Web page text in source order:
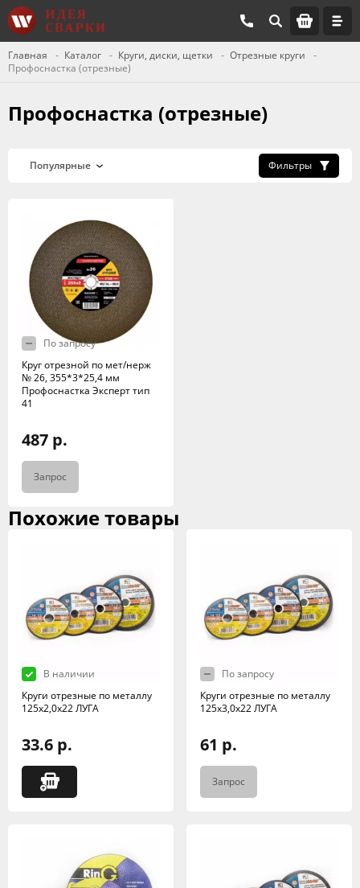
Главная Каталог Круги, диски, щетки
Отрезные круги
Профоснастка (отрезные)
Профоснастка (отрезные)
Фильтры
По запросу
Круг отрезной по мет/нерж
№ 26, 355*3*25,4 мм
Профоснастка Эксперт тип
41
487 р.
Запрос
Похожие товары
В наличии
Круги отрезные по металлу
125х2,0х22 ЛУГА
33.6 р.
По запросу
Круги отрезные по металлу
125х3,0х22 ЛУГА
61 р.
Запрос